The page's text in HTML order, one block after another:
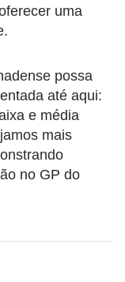
uma
possa
até aqui:
e média
mais
no GP do